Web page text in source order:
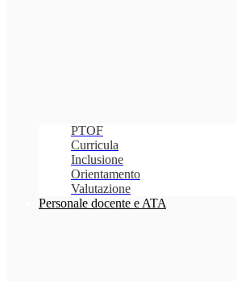
PTOF
Curricula
Inclusione
Orientamento
Valutazione
Personale docente e ATA